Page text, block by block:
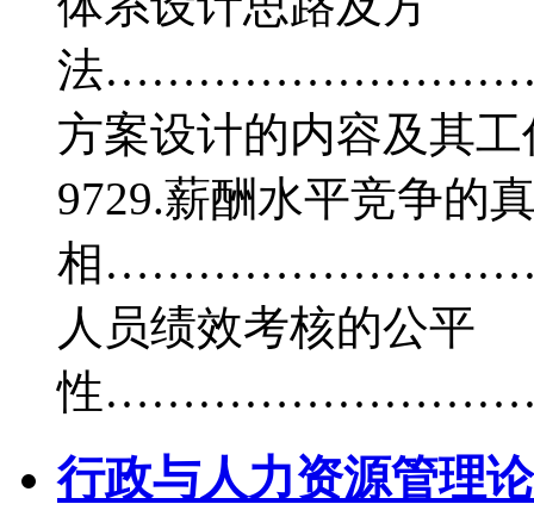
法
方案设计的内容
9729.薪酬水平竞争的
相
人员绩效考核的公平
性
行政与人力资源管理